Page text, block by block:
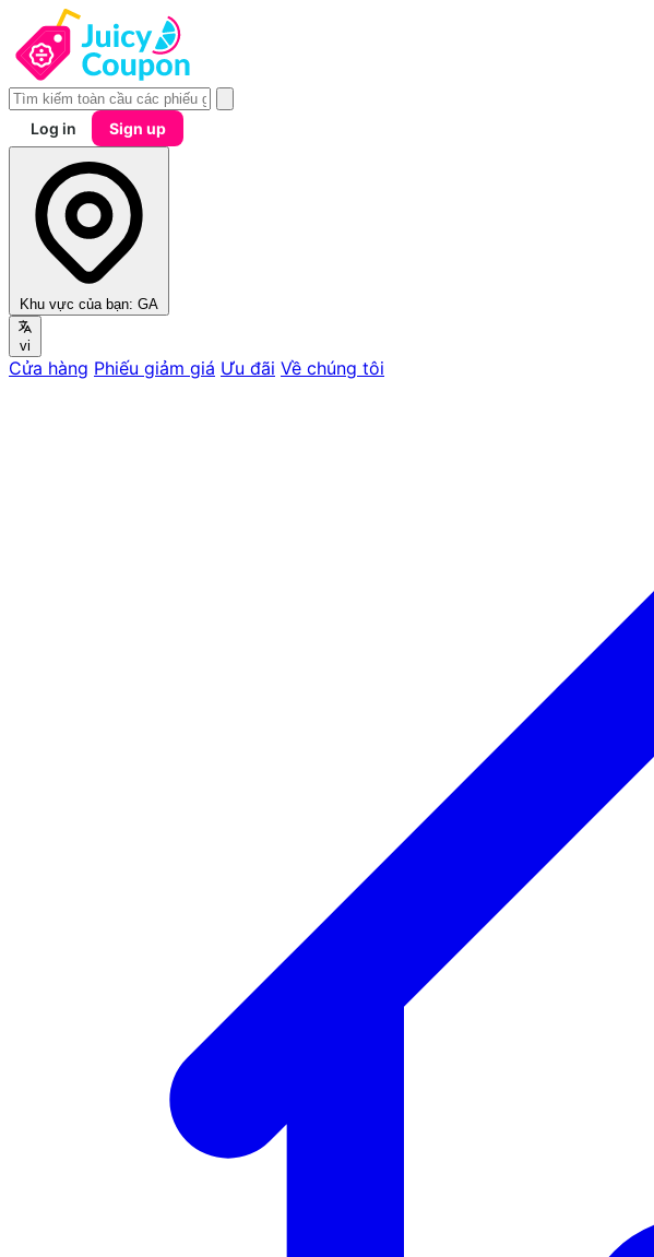
Log in Sign up
Khu vực của bạn: GA
vi
Cửa hàng Phiếu giảm giá Ưu đãi Về chúng tôi